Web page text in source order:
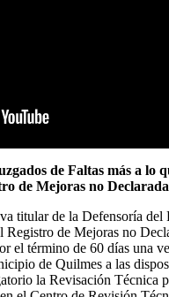
de Faltas más a
de Mejoras no
titular de la Defensoría
Registro de Mejoras no
el término de 60 días una
de Quilmes a las
la Revisación Técnica